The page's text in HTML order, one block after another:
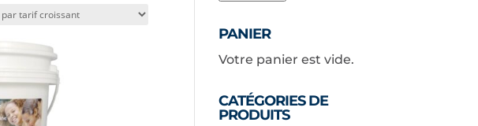
PANIER
Votre panier est vide.
CATÉGORIES DE
PRODUITS